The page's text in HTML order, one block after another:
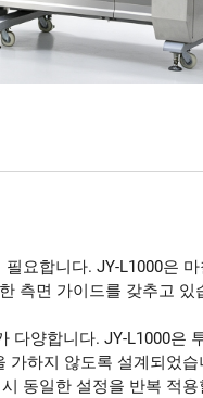
요합니다. JY-L1000은
측면 가이드를 갖추고 있
다양합니다. JY-L1000은
하지 않도록 설계되었습
동일한 설정을 반복 적